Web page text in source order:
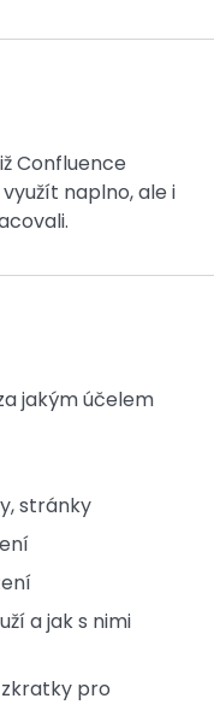
Confluence
naplno, ale i
jakým účelem
stránky
a jak s nimi
pro